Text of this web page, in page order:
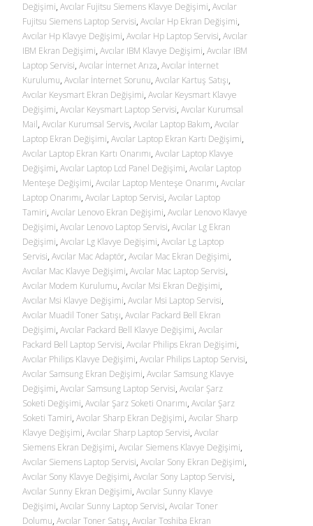
Değişimi, Avcılar Fujitsu Siemens Klavye Değişimi, Avcılar
Fujitsu Siemens Laptop Servisi, Avcılar Hp Ekran Değişimi,
Avcılar Hp Klavye Değişimi, Avcılar Hp Laptop Servisi, Avcılar
IBM Ekran Değişimi, Avcılar IBM Klavye Değişimi, Avcılar IBM
Laptop Servisi, Avcılar İnternet Arıza, Avcılar İnternet
Kurulumu, Avcılar İnternet Sorunu, Avcılar Kartuş Satışı,
Avcılar Keysmart Ekran Değişimi, Avcılar Keysmart Klavye
Değişimi, Avcılar Keysmart Laptop Servisi, Avcılar Kurumsal
Mail, Avcılar Kurumsal Servis, Avcılar Laptop Bakım, Avcılar
Laptop Ekran Değişimi, Avcılar Laptop Ekran Kartı Değişimi,
Avcılar Laptop Ekran Kartı Onarımı, Avcılar Laptop Klavye
Değişimi, Avcılar Laptop Lcd Panel Değişimi, Avcılar Laptop
Menteşe Değişimi, Avcılar Laptop Menteşe Onarımı, Avcılar
Laptop Onarımı, Avcılar Laptop Servisi, Avcılar Laptop
Tamiri, Avcılar Lenovo Ekran Değişimi, Avcılar Lenovo Klavye
Değişimi, Avcılar Lenovo Laptop Servisi, Avcılar Lg Ekran
Değişimi, Avcılar Lg Klavye Değişimi, Avcılar Lg Laptop
Servisi, Avcılar Mac Adaptör, Avcılar Mac Ekran Değişimi,
Avcılar Mac Klavye Değişimi, Avcılar Mac Laptop Servisi,
Avcılar Modem Kurulumu, Avcılar Msi Ekran Değişimi,
Avcılar Msi Klavye Değişimi, Avcılar Msi Laptop Servisi,
Avcılar Muadil Toner Satışı, Avcılar Packard Bell Ekran
Değişimi, Avcılar Packard Bell Klavye Değişimi, Avcılar
Packard Bell Laptop Servisi, Avcılar Philips Ekran Değişimi,
Avcılar Philips Klavye Değişimi, Avcılar Philips Laptop Servisi,
Avcılar Samsung Ekran Değişimi, Avcılar Samsung Klavye
Değişimi, Avcılar Samsung Laptop Servisi, Avcılar Şarz
Soketi Değişimi, Avcılar Şarz Soketi Onarımı, Avcılar Şarz
Soketi Tamiri, Avcılar Sharp Ekran Değişimi, Avcılar Sharp
Klavye Değişimi, Avcılar Sharp Laptop Servisi, Avcılar
Siemens Ekran Değişimi, Avcılar Siemens Klavye Değişimi,
Avcılar Siemens Laptop Servisi, Avcılar Sony Ekran Değişimi,
Avcılar Sony Klavye Değişimi, Avcılar Sony Laptop Servisi,
Avcılar Sunny Ekran Değişimi, Avcılar Sunny Klavye
Değişimi, Avcılar Sunny Laptop Servisi, Avcılar Toner
Dolumu, Avcılar Toner Satışı, Avcılar Toshiba Ekran